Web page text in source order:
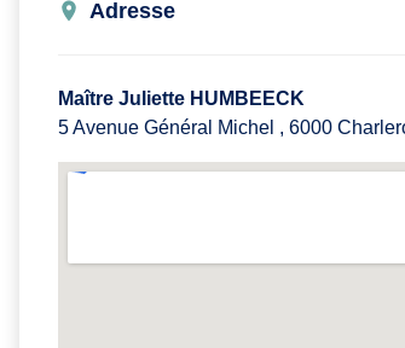
Adresse
Maître Juliette HUMBEECK
5 Avenue Général Michel , 6000